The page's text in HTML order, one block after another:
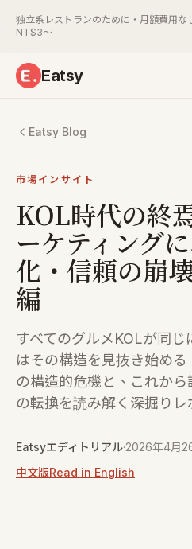
独立系レストランのために・月額費用な
NT$3〜
Eatsy
Eatsy Blog
市場インサイト
KOL時代の終
ーケティング
化・信頼の崩
編
すべてのグルメKOLが同
はその構造を見抜き始め
の構造的危機と、これか
の転換を読み解く深掘りレ
Eatsyエディトリアル·2026年4月
中文版Read in English